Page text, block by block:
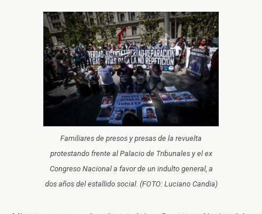
Familiares de presos y presas de la revuelta
protestando frente al Palacio de Tribunales y el ex
Congreso Nacional a favor de un indulto general, a
dos años del estallido social. (FOTO: Luciano Candia)